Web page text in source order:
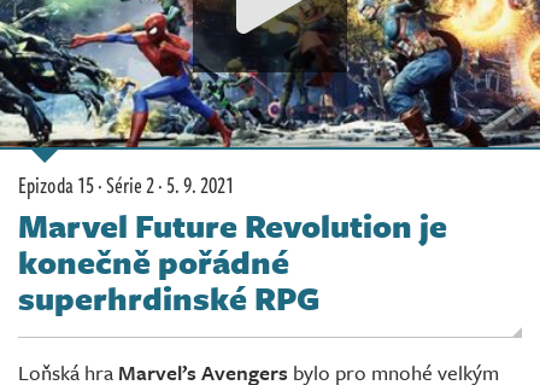
Soutěže
Databáze
Komunita
Redakce
Živě
Epizoda 15 · Série 2 ·5. 9. 2021
Marvel Future Revolution je
konečně pořádné
superhrdinské RPG
Loňská hra Marvel’s Avengers bylo pro mnohé velkým